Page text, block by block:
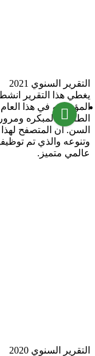
السنوي 2021
في هذا العام
المبكره ومرورا
ان المتصفح لهذا
والذي تم توظيفيه
متميز.
السنوي 2020